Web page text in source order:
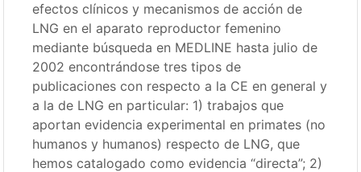
efectos clínicos y mecanismos de acción de
LNG en el aparato reproductor femenino
mediante búsqueda en MEDLINE hasta julio de
2002 encontrándose tres tipos de
publicaciones con respecto a la CE en general y
a la de LNG en particular: 1) trabajos que
aportan evidencia experimental en primates (no
humanos y humanos) respecto de LNG, que
hemos catalogado como evidencia “directa”; 2)